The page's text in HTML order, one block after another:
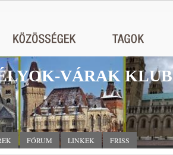
VÁRAK KLUB
FÓRUM LINKEK FRISS